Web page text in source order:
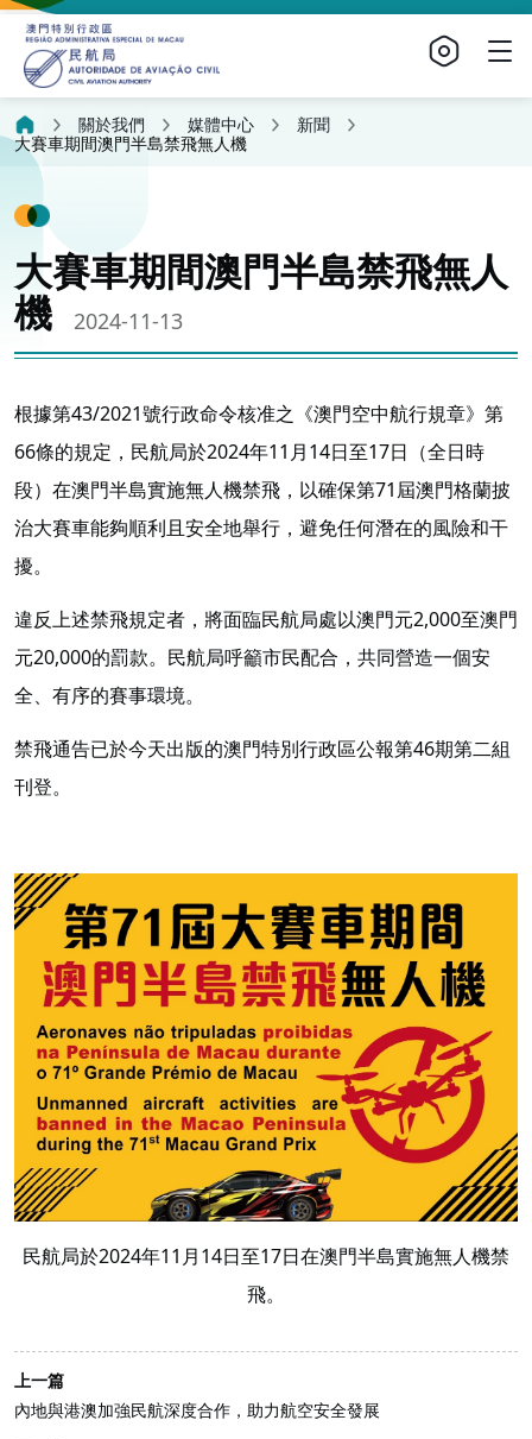
關於我們 媒體中心
新聞
大賽車期間澳門半島禁飛無人機
大賽車期間澳門半島禁飛無人
機
2024-11-13
根據第43/2021號行政命令核准之《澳門空中航行規章》第
66條的規定，民航局於2024年11月14日至17日（全日時
段）在澳門半島實施無人機禁飛，以確保第71屆澳門格蘭披
治大賽車能夠順利且安全地舉行，避免任何潛在的風險和干
擾。
違反上述禁飛規定者，將面臨民航局處以澳門元2,000至澳門
元20,000的罰款。民航局呼籲市民配合，共同營造一個安
全、有序的賽事環境。
禁飛通告已於今天出版的澳門特別行政區公報第46期第二組
刊登。
民航局於2024年11月14日至17日在澳門半島實施無人機禁
飛。
上一篇
內地與港澳加強民航深度合作，助力航空安全發展